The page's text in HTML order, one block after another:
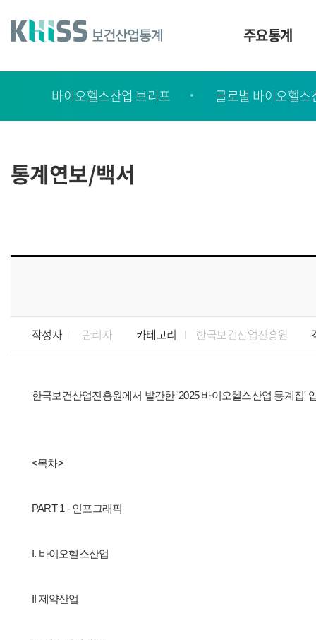
건
주요통계
서
간
행
바이오헬스산업 브리프 글로벌 바이오헬스
통계연보/백서
작성자 관리자 카테고리 한국보건산업진흥원
한국보건산업진흥원에서 발간한 '2025 바이오헬스산업 통계집'
<목차>
PART 1 - 인포그래픽
I. 바이오헬스산업
II 제약산업